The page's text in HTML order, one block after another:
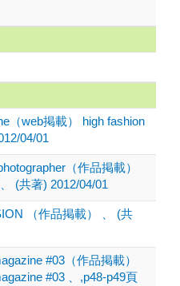
（web掲載） high fashion
04/01
（作品掲載）
(共著) 2012/04/01
（作品掲載） 、 (共
#03（作品掲載）
#03 、,p48-p49頁